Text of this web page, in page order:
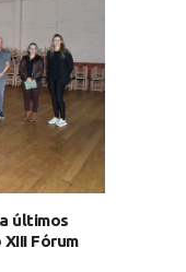
últimos
Fórum